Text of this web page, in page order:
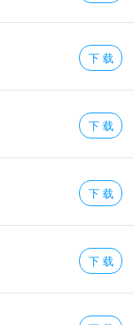
下 载
下 载
下 载
下 载